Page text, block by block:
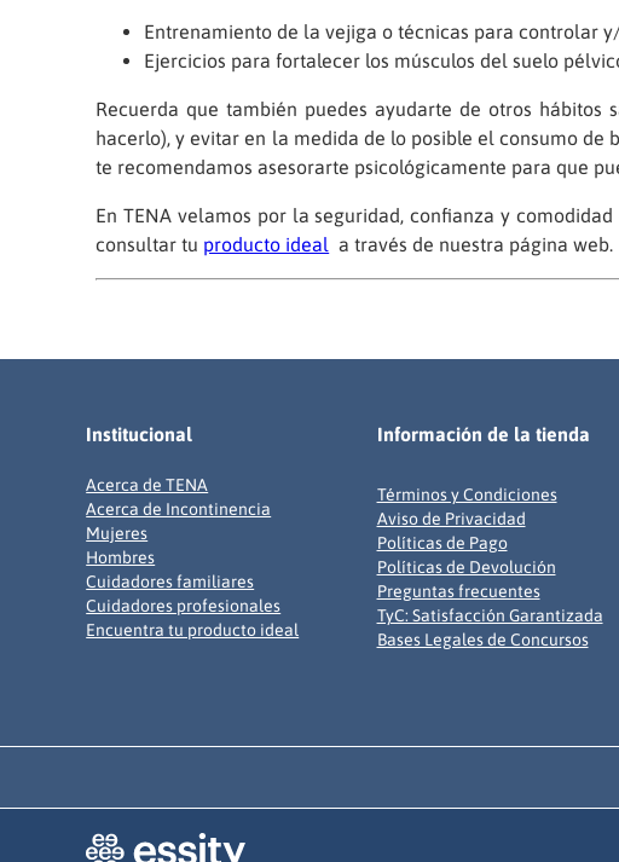
Entrenamiento de la vejiga o técnicas para controlar
Ejercicios para fortalecer los músculos del suelo
Recuerda que también puedes ayudarte de otros
hacerlo), y evitar en la medida de lo posible el consumo
te recomendamos asesorarte psicológicamente para que
En TENA velamos por la seguridad, confianza y
consultar tu producto ideal a través de nuestra página web.
Institucional
Acerca de TENA
Acerca de Incontinencia
Mujeres
Hombres
Cuidadores familiares
Cuidadores profesionales
Encuentra tu producto ideal
Información de la tienda
Términos y Condiciones
Aviso de Privacidad
Políticas de Pago
Políticas de Devolución
Preguntas frecuentes
TyC: Satisfacción Garantizada
Bases Legales de Concursos